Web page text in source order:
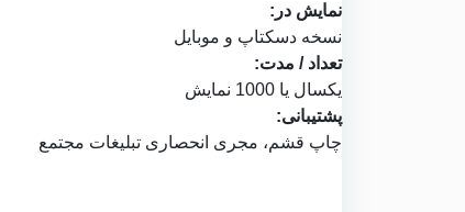
نمایش در:
نسخه دسکتاپ و موبایل
تعداد / مدت:
یکسال یا 1000 نمایش
پشتیبانی:
چاپ قشم، مجری انحصاری تبلیغات مجتمع